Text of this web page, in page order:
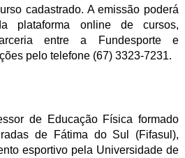
cadastrado. A emissão poderá
plataforma online de cursos,
entre a Fundesporte e
pelo telefone (67) 3323-7231.
de Educação Física formado
de Fátima do Sul (Fifasul),
esportivo pela Universidade de